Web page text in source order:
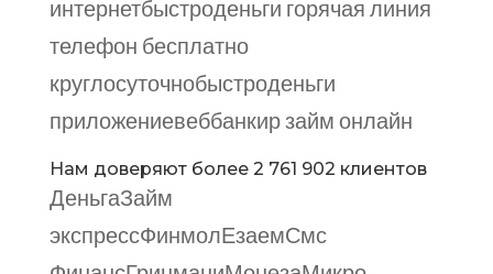
интернетбыстроденьги горячая линия
телефон бесплатно
круглосуточнобыстроденьги
приложениевеббанкир займ онлайн
Нам доверяют более 2 761 902 клиентов
ДеньгаЗайм
экспрессФинмолЕзаемСмс